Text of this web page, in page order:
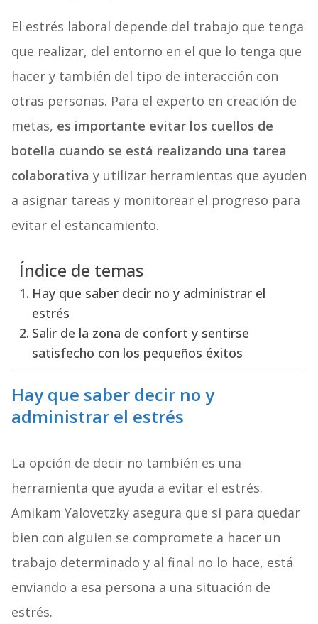
El estrés laboral depende del trabajo que tenga
que realizar, del entorno en el que lo tenga que
hacer y también del tipo de interacción con
otras personas. Para el experto en creación de
metas, es importante evitar los cuellos de
botella cuando se está realizando una tarea
colaborativa y utilizar herramientas que ayuden
a asignar tareas y monitorear el progreso para
evitar el estancamiento.
Índice de temas
Hay que saber decir no y administrar el
estrés
Salir de la zona de confort y sentirse
satisfecho con los pequeños éxitos
Hay que saber decir no y
administrar el estrés
La opción de decir no también es una
herramienta que ayuda a evitar el estrés.
Amikam Yalovetzky asegura que si para quedar
bien con alguien se compromete a hacer un
trabajo determinado y al final no lo hace, está
enviando a esa persona a una situación de
estrés.